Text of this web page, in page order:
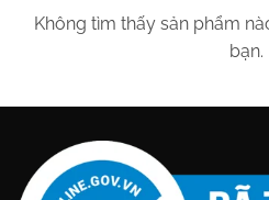
Không tìm thấy sản phẩm
bạn.